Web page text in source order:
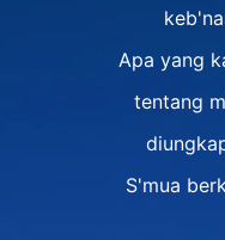
Apa yang
tentang
S'mua